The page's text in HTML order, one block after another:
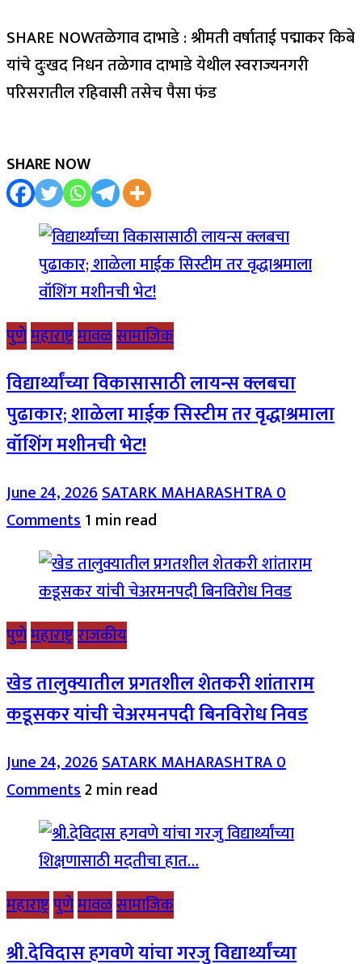
SHARE NOWतळेगाव दाभाडे : श्रीमती वर्षाताई पद्माकर किबे
यांचे दुःखद निधन तळेगाव दाभाडे येथील स्वराज्यनगरी
परिसरातील रहिवासी तसेच पैसा फंड
SHARE NOW
पुणेमहाराष्ट्रमावळसामाजिक
विद्यार्थ्यांच्या विकासासाठी लायन्स क्लबचा
पुढाकार; शाळेला माईक सिस्टीम तर वृद्धाश्रमाला
वॉशिंग मशीनची भेट!
June 24, 2026SATARK MAHARASHTRA0
Comments1 min read
पुणेमहाराष्ट्रराजकीय
खेड तालुक्यातील प्रगतशील शेतकरी शांताराम
कडूसकर यांची चेअरमनपदी बिनविरोध निवड
June 24, 2026SATARK MAHARASHTRA0
Comments2 min read
महाराष्ट्रपुणेमावळसामाजिक
श्री.देविदास हगवणे यांचा गरजु विद्यार्थ्यांच्या